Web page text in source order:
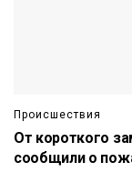
Происшествия
От короткого
сообщили о